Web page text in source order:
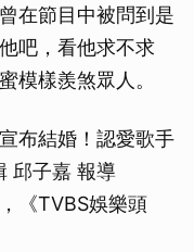
在節目中被問到是
吧，看他求不求
模樣羨煞眾人。
布結婚！認愛歌手
邱子嘉 報導
《TVBS娛樂頭